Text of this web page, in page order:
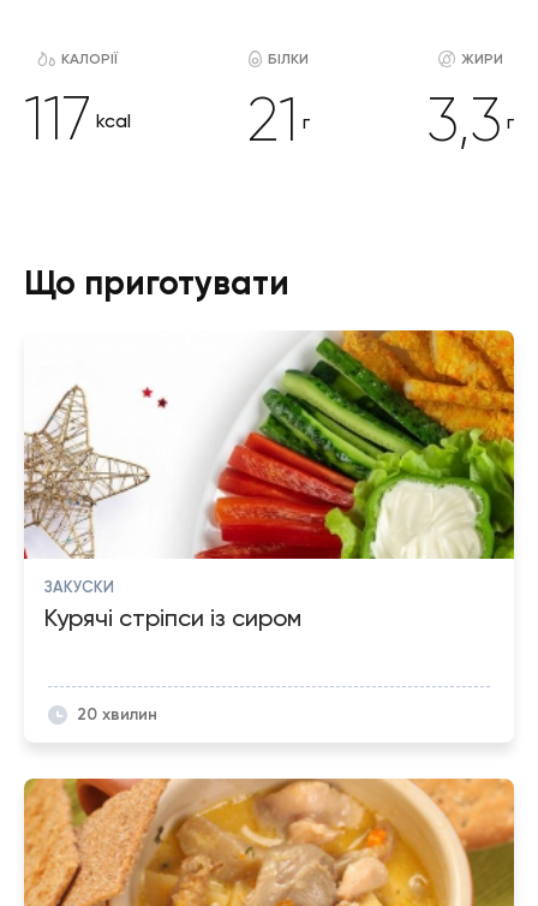
КАЛОРІЇ
117 kcal
БІЛКИ
21 г
ЖИРИ
3,3 г
Що приготувати
ЗАКУСКИ
Курячі стріпси із сиром
20 хвилин